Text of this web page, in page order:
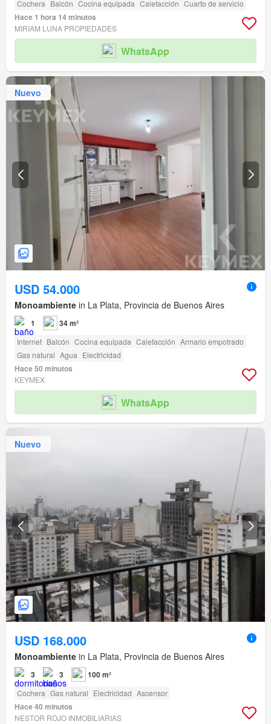
Cochera Balcón Cocina equipada Calefacción Cuarto de servicio
Hace 1 hora 14 minutos
MIRIAM LUNA PROPIEDADES
WhatsApp
Nuevo
USD 54.000
Monoambiente in La Plata, Provincia de Buenos Aires
1 34 m²
Internet Balcón Cocina equipada Calefacción Armario empotrado
Gas natural Agua Electricidad
Hace 50 minutos
KEYMEX
WhatsApp
Nuevo
USD 168.000
Monoambiente in La Plata, Provincia de Buenos Aires
3 3 100 m²
Cochera Gas natural Electricidad Ascensor
Hace 40 minutos
NESTOR ROJO INMOBILIARIAS